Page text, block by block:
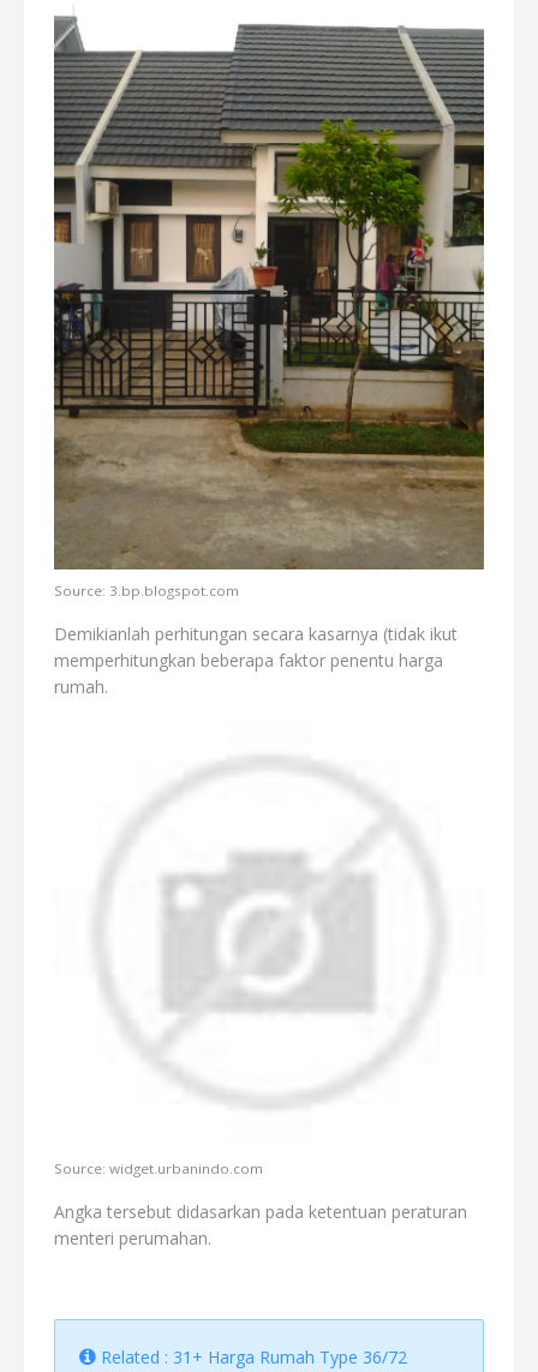
Source: 3.bp.blogspot.com
Demikianlah perhitungan secara kasarnya (tidak ikut
memperhitungkan beberapa faktor penentu harga
rumah.
Source: widget.urbanindo.com
Angka tersebut didasarkan pada ketentuan peraturan
menteri perumahan.
Related : 31+ Harga Rumah Type 36/72